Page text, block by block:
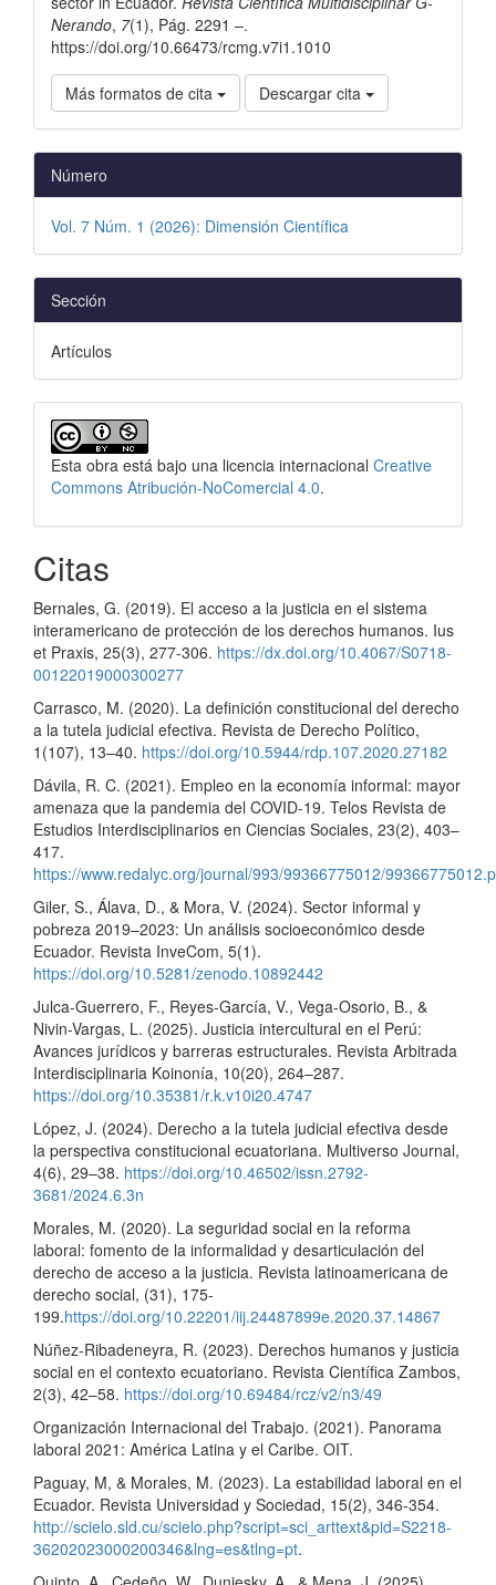
Nerando, 7(1), Pág. 2291 –.
https://doi.org/10.66473/rcmg.v7i1.1010
Más formatos de cita Descargar cita
Número
Vol. 7 Núm. 1 (2026): Dimensión Científica
Sección
Artículos
Esta obra está bajo una licencia internacional Creative
Commons Atribución-NoComercial 4.0.
Citas
Bernales, G. (2019). El acceso a la justicia en el sistema
interamericano de protección de los derechos humanos. Ius
et Praxis, 25(3), 277-306. https://dx.doi.org/10.4067/S0718-
00122019000300277
Carrasco, M. (2020). La definición constitucional del derecho
a la tutela judicial efectiva. Revista de Derecho Político,
1(107), 13–40. https://doi.org/10.5944/rdp.107.2020.27182
Dávila, R. C. (2021). Empleo en la economía informal: mayor
amenaza que la pandemia del COVID-19. Telos Revista de
Estudios Interdisciplinarios en Ciencias Sociales, 23(2), 403–
417.
https://www.redalyc.org/journal/993/99366775012/
Giler, S., Álava, D., & Mora, V. (2024). Sector informal y
pobreza 2019–2023: Un análisis socioeconómico desde
Ecuador. Revista InveCom, 5(1).
https://doi.org/10.5281/zenodo.10892442
Julca-Guerrero, F., Reyes-García, V., Vega-Osorio, B., &
Nivin-Vargas, L. (2025). Justicia intercultural en el Perú:
Avances jurídicos y barreras estructurales. Revista Arbitrada
Interdisciplinaria Koinonía, 10(20), 264–287.
https://doi.org/10.35381/r.k.v10i20.4747
López, J. (2024). Derecho a la tutela judicial efectiva desde
la perspectiva constitucional ecuatoriana. Multiverso Journal,
4(6), 29–38. https://doi.org/10.46502/issn.2792-
3681/2024.6.3n
Morales, M. (2020). La seguridad social en la reforma
laboral: fomento de la informalidad y desarticulación del
derecho de acceso a la justicia. Revista latinoamericana de
derecho social, (31), 175-
199.https://doi.org/10.22201/iij.24487899e.2020.37.14867
Núñez-Ribadeneyra, R. (2023). Derechos humanos y justicia
social en el contexto ecuatoriano. Revista Científica Zambos,
2(3), 42–58. https://doi.org/10.69484/rcz/v2/n3/49
Organización Internacional del Trabajo. (2021). Panorama
laboral 2021: América Latina y el Caribe. OIT.
Paguay, M, & Morales, M. (2023). La estabilidad laboral en el
Ecuador. Revista Universidad y Sociedad, 15(2), 346-354.
http://scielo.sld.cu/scielo.php?script=sci_arttext&pid=S2218-
36202023000200346&lng=es&tlng=pt.